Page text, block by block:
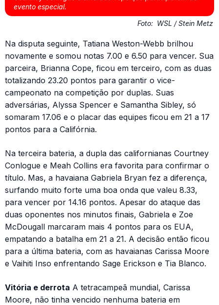
evento especial.
Foto: WSL / Stein Metz
Na disputa seguinte, Tatiana Weston-Webb brilhou
novamente e somou notas 7.00 e 6.50 para vencer. Sua
parceira, Brianna Cope, ficou em terceiro, com as duas
totalizando 23.20 pontos para garantir o vice-
campeonato na competição por duplas. Suas
adversárias, Alyssa Spencer e Samantha Sibley, só
somaram 17.06 e o placar das equipes ficou em 21 a 17
pontos para a Califórnia.
Na terceira bateria, a dupla das californianas Courtney
Conlogue e Meah Collins era favorita para confirmar o
título. Mas, a havaiana Gabriela Bryan fez a diferença,
surfando muito forte uma boa onda que valeu 8.33,
para vencer por 14.16 pontos. Apesar do ataque das
duas oponentes nos minutos finais, Gabriela e Zoe
McDougall marcaram mais 4 pontos para os EUA,
empatando a batalha em 21 a 21. A decisão então ficou
para a última bateria, com as havaianas Carissa Moore
e Vaihiti Inso enfrentando Sage Erickson e Tia Blanco.
Vitória e derrota A tetracampeã mundial, Carissa
Moore, não tinha vencido nenhuma bateria em